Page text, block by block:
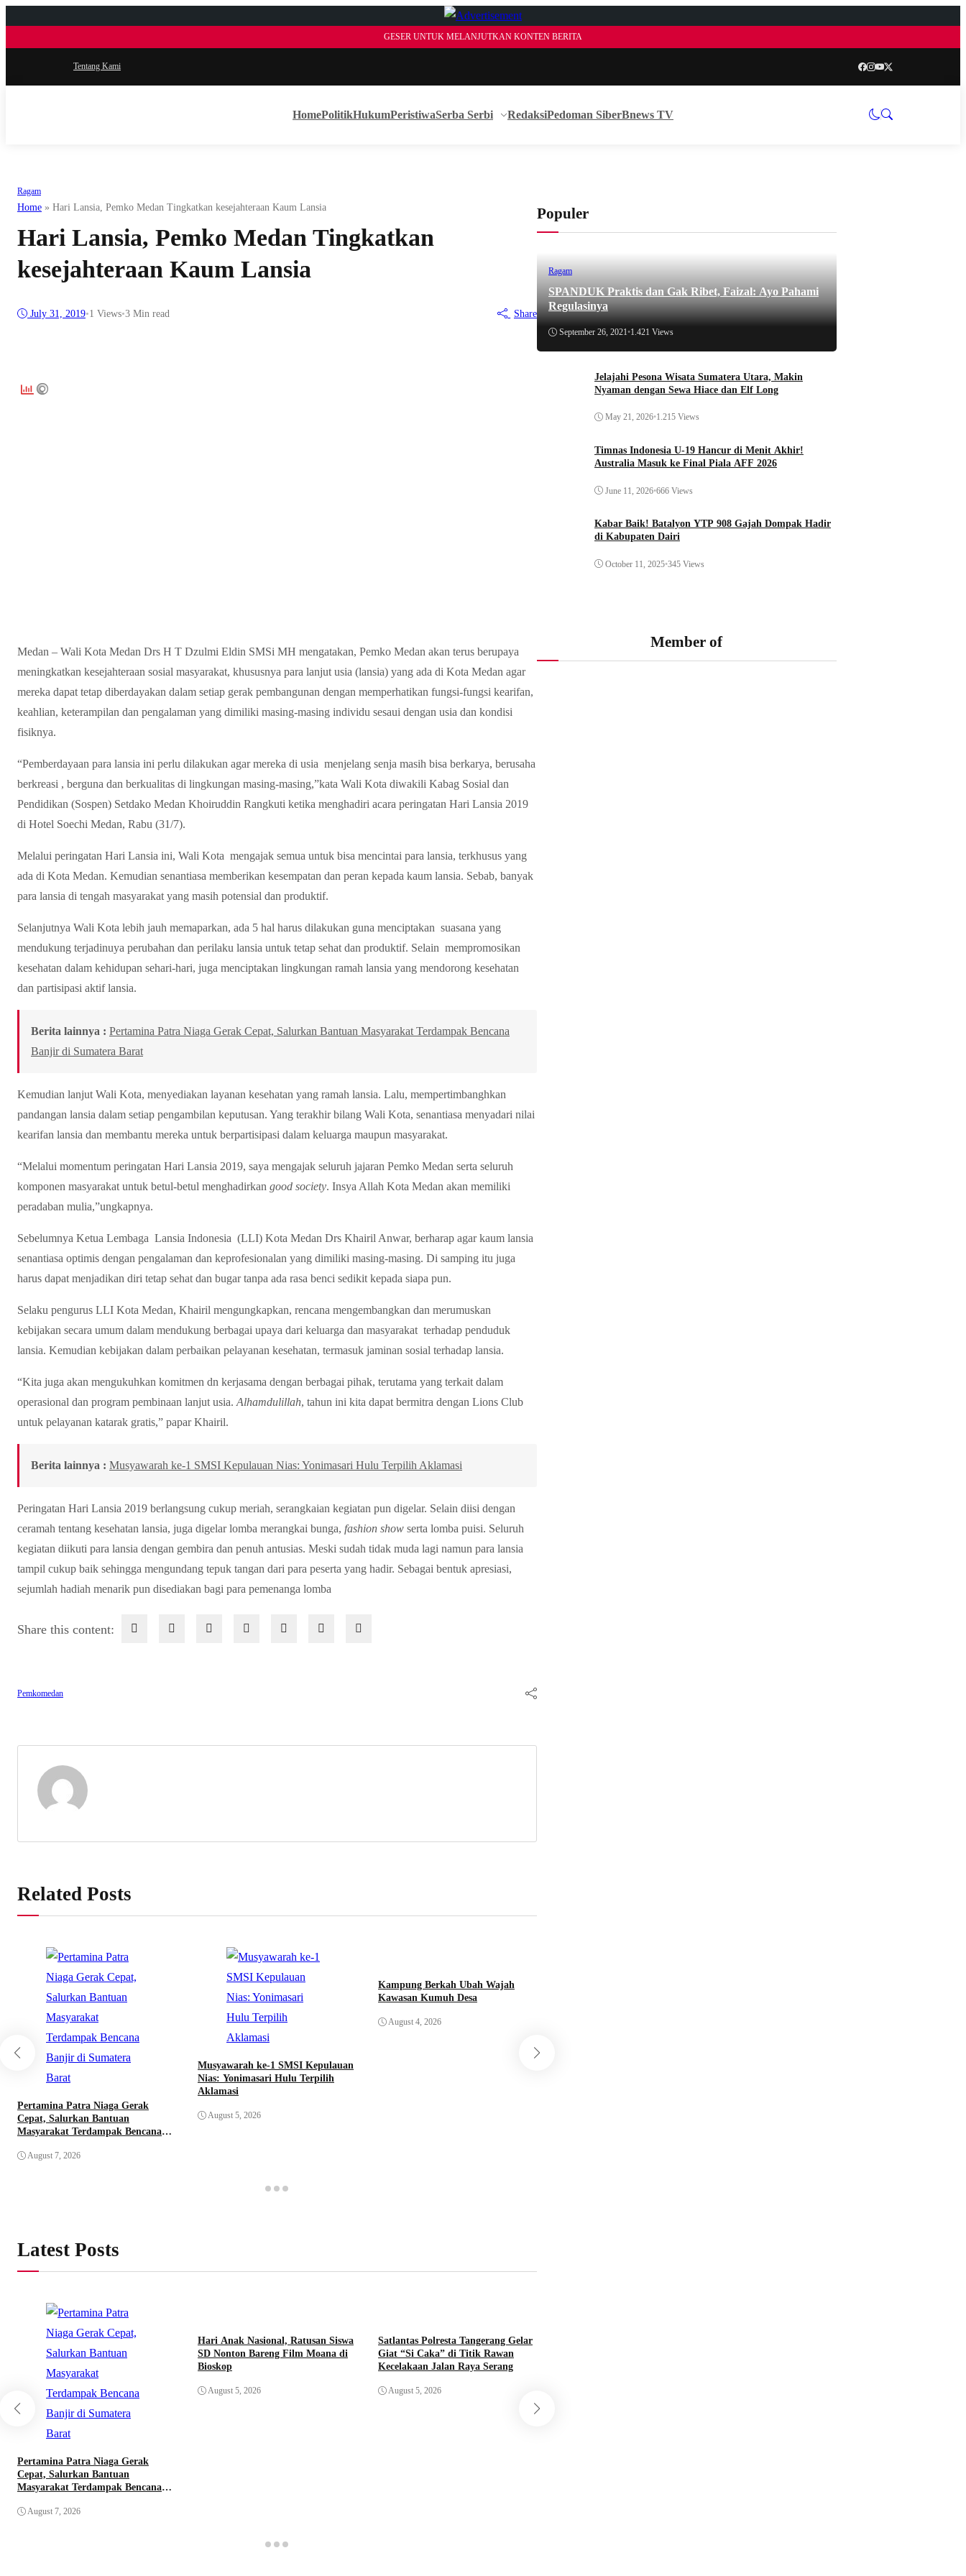
GESER UNTUK MELANJUTKAN KONTEN BERITA
Tentang Kami
HomePolitikHukumPeristiwaSerba Serbi RedaksiPedoman SiberBnews TV
Ragam
Home » Hari Lansia, Pemko Medan Tingkatkan kesejahteraan Kaum Lansia
Hari Lansia, Pemko Medan Tingkatkan
kesejahteraan Kaum Lansia
July 31, 2019•1 Views•3 Min read Share
Medan – Wali Kota Medan Drs H T Dzulmi Eldin SMSi MH mengatakan, Pemko Medan akan terus berupaya
meningkatkan kesejahteraan sosial masyarakat, khususnya para lanjut usia (lansia) yang ada di Kota Medan agar
mereka dapat tetap diberdayakan dalam setiap gerak pembangunan dengan memperhatikan fungsi-fungsi kearifan,
keahlian, keterampilan dan pengalaman yang dimiliki masing-masing individu sesaui dengan usia dan kondisi
fisiknya.
“Pemberdayaan para lansia ini perlu dilakukan agar mereka di usia menjelang senja masih bisa berkarya, berusaha
berkreasi , berguna dan berkualitas di lingkungan masing-masing,”kata Wali Kota diwakili Kabag Sosial dan
Pendidikan (Sospen) Setdako Medan Khoiruddin Rangkuti ketika menghadiri acara peringatan Hari Lansia 2019
di Hotel Soechi Medan, Rabu (31/7).
Melalui peringatan Hari Lansia ini, Wali Kota mengajak semua untuk bisa mencintai para lansia, terkhusus yang
ada di Kota Medan. Kemudian senantiasa memberikan kesempatan dan peran kepada kaum lansia. Sebab, banyak
para lansia di tengah masyarakat yang masih potensial dan produktif.
Selanjutnya Wali Kota lebih jauh memaparkan, ada 5 hal harus dilakukan guna menciptakan suasana yang
mendukung terjadinuya perubahan dan perilaku lansia untuk tetap sehat dan produktif. Selain mempromosikan
kesehatan dalam kehidupan sehari-hari, juga menciptakan lingkungan ramah lansia yang mendorong kesehatan
dan partisipasi aktif lansia.
Berita lainnya : Pertamina Patra Niaga Gerak Cepat, Salurkan Bantuan Masyarakat Terdampak Bencana
Banjir di Sumatera Barat
Kemudian lanjut Wali Kota, menyediakan layanan kesehatan yang ramah lansia. Lalu, mempertimbanghkan
pandangan lansia dalam setiap pengambilan keputusan. Yang terakhir bilang Wali Kota, senantiasa menyadari nilai
kearifan lansia dan membantu mereka untuk berpartisipasi dalam keluarga maupun masyarakat.
“Melalui momentum peringatan Hari Lansia 2019, saya mengajak seluruh jajaran Pemko Medan serta seluruh
komponen masyarakat untuk betul-betul menghadirkan good society. Insya Allah Kota Medan akan memiliki
peradaban mulia,”ungkapnya.
Sebelumnya Ketua Lembaga Lansia Indonesia (LLI) Kota Medan Drs Khairil Anwar, berharap agar kaum lansia
senantiasa optimis dengan pengalaman dan keprofesionalan yang dimiliki masing-masing. Di samping itu juga
harus dapat menjadikan diri tetap sehat dan bugar tanpa ada rasa benci sedikit kepada siapa pun.
Selaku pengurus LLI Kota Medan, Khairil mengungkapkan, rencana mengembangkan dan merumuskan
kebijakan secara umum dalam mendukung berbagai upaya dari keluarga dan masyarakat terhadap penduduk
lansia. Kemudian kebijakan dalam perbaikan pelayanan kesehatan, termasuk jaminan sosial terhadap lansia.
“Kita juga akan mengukuhkan komitmen dn kerjasama dengan berbagai pihak, terutama yang terkait dalam
operasional dan program pembinaan lanjut usia. Alhamdulillah, tahun ini kita dapat bermitra dengan Lions Club
untuk pelayanan katarak gratis,” papar Khairil.
Berita lainnya : Musyawarah ke-1 SMSI Kepulauan Nias: Yonimasari Hulu Terpilih Aklamasi
Peringatan Hari Lansia 2019 berlangsung cukup meriah, serangkaian kegiatan pun digelar. Selain diisi dengan
ceramah tentang kesehatan lansia, juga digelar lomba merangkai bunga, fashion show serta lomba puisi. Seluruh
kegiatan diikuti para lansia dengan gembira dan penuh antusias. Meski sudah tidak muda lagi namun para lansia
tampil cukup baik sehingga mengundang tepuk tangan dari para peserta yang hadir. Sebagai bentuk apresiasi,
sejumlah hadiah menarik pun disediakan bagi para pemenanga lomba
Share this content:
Pemkomedan
Related Posts
Pertamina Patra Niaga Gerak
Cepat, Salurkan Bantuan
Masyarakat Terdampak Bencana
August 7, 2026
Musyawarah ke-1 SMSI Kepulauan
Nias: Yonimasari Hulu Terpilih
Aklamasi
August 5, 2026
Kampung Berkah Ubah Wajah
Kawasan Kumuh Desa
August 4, 2026
Latest Posts
Pertamina Patra Niaga Gerak
Cepat, Salurkan Bantuan
Masyarakat Terdampak Bencana
August 7, 2026
Hari Anak Nasional, Ratusan Siswa
SD Nonton Bareng Film Moana di
Bioskop
August 5, 2026
Satlantas Polresta Tangerang Gelar
Giat “Si Caka” di Titik Rawan
Kecelakaan Jalan Raya Serang
August 5, 2026
Populer
Ragam
SPANDUK Praktis dan Gak Ribet, Faizal: Ayo Pahami
Regulasinya
September 26, 2021•1.421 Views
Jelajahi Pesona Wisata Sumatera Utara, Makin
Nyaman dengan Sewa Hiace dan Elf Long
May 21, 2026•1.215 Views
Timnas Indonesia U-19 Hancur di Menit Akhir!
Australia Masuk ke Final Piala AFF 2026
June 11, 2026•666 Views
Kabar Baik! Batalyon YTP 908 Gajah Dompak Hadir
di Kabupaten Dairi
October 11, 2025•345 Views
Member of